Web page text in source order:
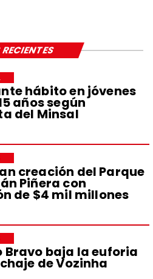
hábito en jóvenes
años según
del Minsal
creación del Parque
Piñera con
de $4 mil millones
Bravo baja la euforia
de Vozinha